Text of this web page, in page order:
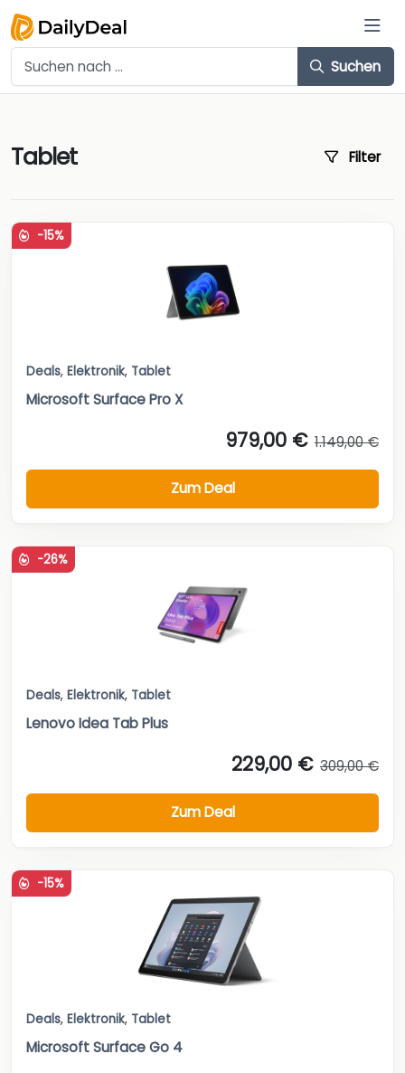
Suchen
Tablet Filter
-15%
Deals, Elektronik, Tablet
Microsoft Surface Pro X
979,00 € 1.149,00 €
Zum Deal
-26%
Deals, Elektronik, Tablet
Lenovo Idea Tab Plus
229,00 € 309,00 €
Zum Deal
-15%
Deals, Elektronik, Tablet
Microsoft Surface Go 4